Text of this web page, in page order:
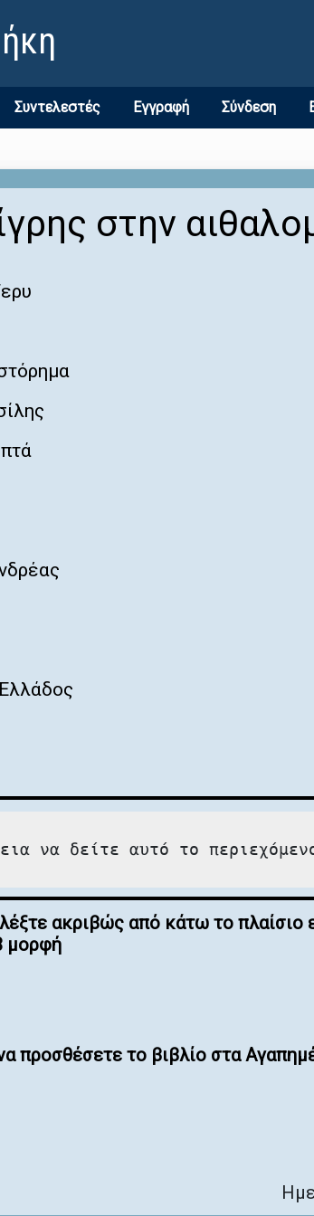
Συντελεστές Εγγραφή Σύνδεση
στην
να δείτε αυτό το
ακριβώς από κάτω το
μορφή
προσθέσετε το βιβλίο στα